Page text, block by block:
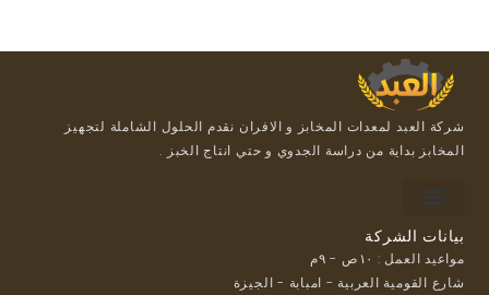
شركة العبد لمعدات المخابز و الافران نقدم الحلول الشاملة لتجهيز
المخابز بداية من دراسة الجدوي و حتي انتاج الخبز .
بيانات الشركة
مواعيد العمل : ١٠ص - ٩م
شارع القومية العربية - امبابة - الجيزة